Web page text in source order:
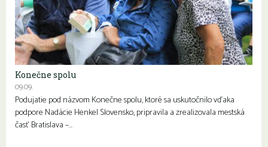
Konečne spolu
09.09.
Podujatie pod názvom Konečne spolu, ktoré sa uskutočnilo vďaka
podpore Nadácie Henkel Slovensko, pripravila a zrealizovala mestská
časť Bratislava –…